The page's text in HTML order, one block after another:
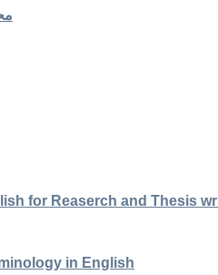
for Reaserch and Thesis
in English